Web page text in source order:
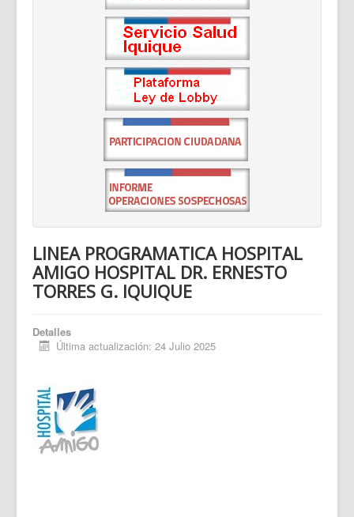
LINEA PROGRAMATICA HOSPITAL
AMIGO HOSPITAL DR. ERNESTO
TORRES G. IQUIQUE
Detalles
Última actualización: 24 Julio 2025